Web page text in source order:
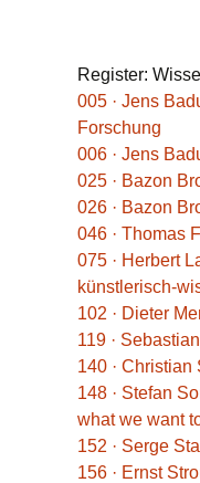
Register:
005 · Jens
Forschung
006 · Jens
025 · Bazon
026 · Bazon
046 · Thomas
075 · Herbert
künstlerisch-
102 · Dieter
119 ·
140 · Christian
148 · Stefan
what we want
152 · Serge
156 · Ernst